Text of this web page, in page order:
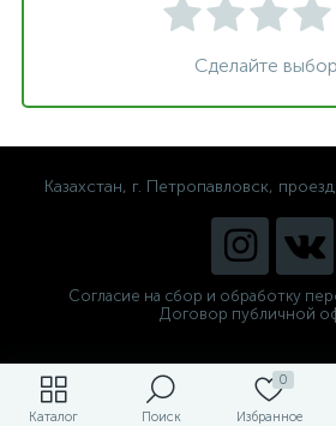
Каталог Поиск
0
Избранное
Сделайте
Казахстан, г. Петропавловск,
Согласие на сбор и обработку
Договор публичной